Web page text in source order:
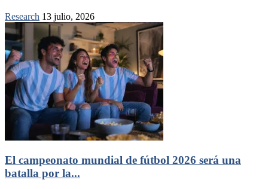
Research 13 julio, 2026
El campeonato mundial de fútbol 2026 será una
batalla por la...